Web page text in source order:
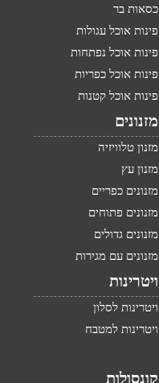
כסאות בר
פינות אוכל עגולות
פינות אוכל נפתחות
פינות אוכל כפריות
פינות אוכל קטנות
מזנונים
מזנון טלוויזיה
מזנון עץ
מזנונים כפריים
מזנונים פתוחים
מזנונים גדולים
מזנונים עם מגירות
ויטרינות
ויטרינות לסלון
ויטרינות למטבח
קונסולות